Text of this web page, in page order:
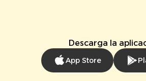
Descarga la
App Store